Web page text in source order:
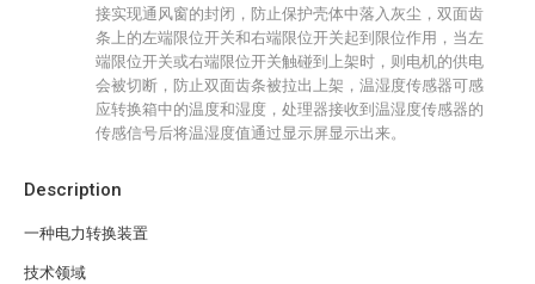
Description
一种电力转换装置
技术领域
接实现通风窗的封闭，防止保护壳体中落入灰尘，双面齿
条上的左端限位开关和右端限位开关起到限位作用，当左
端限位开关或右端限位开关触碰到上架时，则电机的供电
会被切断，防止双面齿条被拉出上架，温湿度传感器可感
应转换箱中的温度和湿度，处理器接收到温湿度传感器的
传感信号后将温湿度值通过显示屏显示出来。